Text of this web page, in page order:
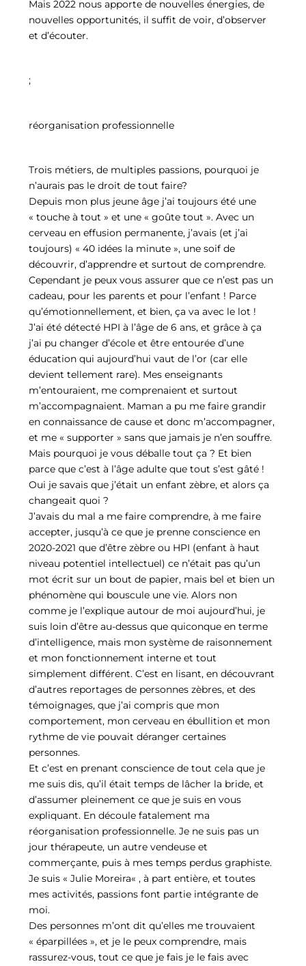
Mais 2022 nous apporte de nouvelles énergies, de
nouvelles opportunités, il suffit de voir, d’observer
et d’écouter.
;
réorganisation professionnelle
Trois métiers, de multiples passions, pourquoi je
n’aurais pas le droit de tout faire?
Depuis mon plus jeune âge j’ai toujours été une
« touche à tout » et une « goûte tout ». Avec un
cerveau en effusion permanente, j’avais (et j’ai
toujours) « 40 idées la minute », une soif de
découvrir, d’apprendre et surtout de comprendre.
Cependant je peux vous assurer que ce n’est pas un
cadeau, pour les parents et pour l’enfant ! Parce
qu’émotionnellement, et bien, ça va avec le lot !
J’ai été détecté HPI à l’âge de 6 ans, et grâce à ça
j’ai pu changer d’école et être entourée d’une
éducation qui aujourd’hui vaut de l’or (car elle
devient tellement rare). Mes enseignants
m’entouraient, me comprenaient et surtout
m’accompagnaient. Maman a pu me faire grandir
en connaissance de cause et donc m’accompagner,
et me « supporter » sans que jamais je n’en souffre.
Mais pourquoi je vous déballe tout ça ? Et bien
parce que c’est à l’âge adulte que tout s’est gâté !
Oui je savais que j’était un enfant zèbre, et alors ça
changeait quoi ?
J’avais du mal a me faire comprendre, à me faire
accepter, jusqu’à ce que je prenne conscience en
2020-2021 que d’être zèbre ou HPI (enfant à haut
niveau potentiel intellectuel) ce n’était pas qu’un
mot écrit sur un bout de papier, mais bel et bien un
phénomène qui bouscule une vie. Alors non
comme je l’explique autour de moi aujourd’hui, je
suis loin d’être au-dessus que quiconque en terme
d’intelligence, mais mon système de raisonnement
et mon fonctionnement interne et tout
simplement différent. C’est en lisant, en découvrant
d’autres reportages de personnes zèbres, et des
témoignages, que j’ai compris que mon
comportement, mon cerveau en ébullition et mon
rythme de vie pouvait déranger certaines
personnes.
Et c’est en prenant conscience de tout cela que je
me suis dis, qu’il était temps de lâcher la bride, et
d’assumer pleinement ce que je suis en vous
expliquant. En découle fatalement ma
réorganisation professionnelle. Je ne suis pas un
jour thérapeute, un autre vendeuse et
commerçante, puis à mes temps perdus graphiste.
Je suis « Julie Moreira« , à part entière, et toutes
mes activités, passions font partie intégrante de
moi.
Des personnes m’ont dit qu’elles me trouvaient
« éparpillées », et je le peux comprendre, mais
rassurez-vous, tout ce que je fais je le fais avec